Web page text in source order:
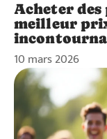
Acheter des
meilleur
10 mars 2026